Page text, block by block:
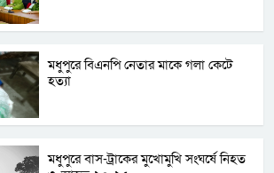
মধুপুরে বিএনপি নেতার মাকে গলা কেটে
হত্যা
মধুপুরে বাস-ট্রাকের মুখোমুখি সংঘর্ষে নিহত